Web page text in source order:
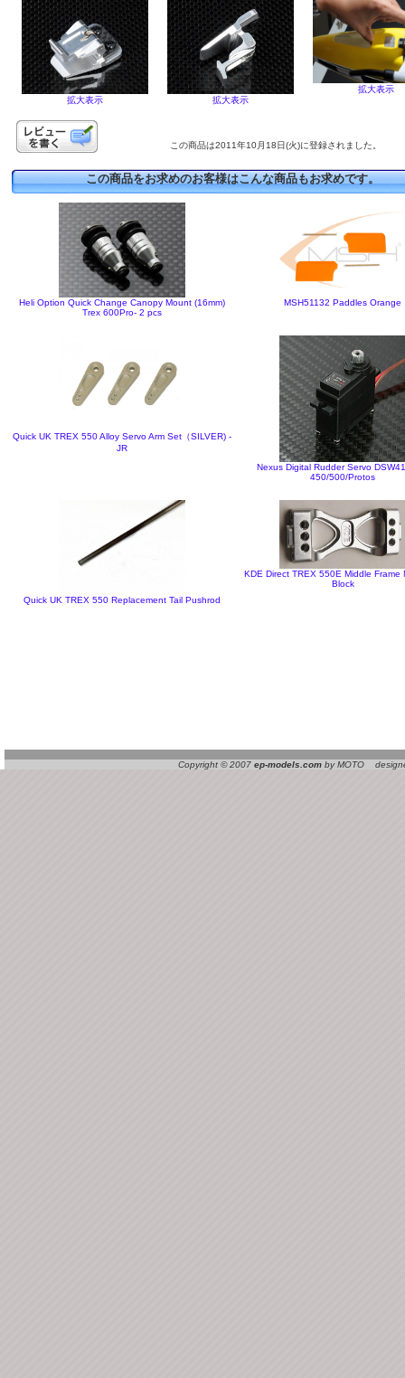
拡大表示 拡大表示
拡大表示
この商品は2011年10月18日(火)に登録されました。
この商品をお求めのお客様はこんな商品もお求めです。
Heli Option Quick Change Canopy Mount (16mm)
Trex 600Pro- 2 pcs
MSH51132 Paddles Orange
Quick UK TREX 550 Alloy Servo Arm Set（SILVER) -
JR
Nexus Digital Rudder Servo
450/500/Protos
Quick UK TREX 550 Replacement Tail Pushrod
KDE Direct TREX 550E Middle Frame
Block
Copyright © 2007 ep-models.com by MOTO